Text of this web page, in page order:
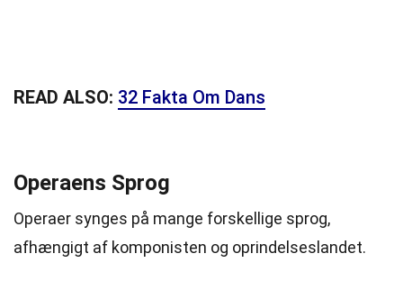
READ ALSO: 32 Fakta Om Dans
Operaens Sprog
Operaer synges på mange forskellige sprog,
afhængigt af komponisten og oprindelseslandet.